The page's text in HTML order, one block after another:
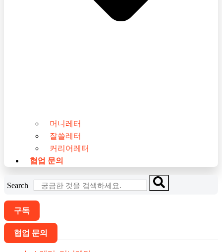
머니레터
잘쓸레터
커리어레터
협업 문의
Search
구독
협업 문의